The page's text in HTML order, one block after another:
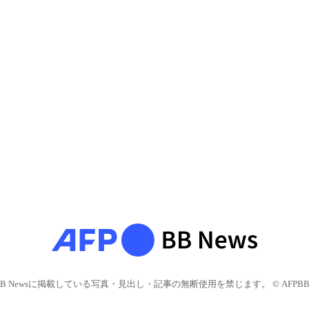
Newsに掲載している写真・見出し・記事の無断使用を禁じます。 © AFPBB